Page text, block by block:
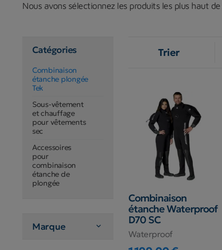
Nous avons sélectionnez les produits les plus haut
Catégories
Combinaison
étanche plongée
Tek
Sous-vêtement
et chauffage
pour vêtements
sec
Accessoires
pour
combinaison
étanche de
plongée
Marque 
Trier
Combinaison
étanche Waterproof
D70 SC
Waterproof